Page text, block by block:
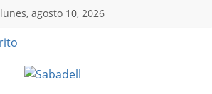
lunes, agosto 10, 2026